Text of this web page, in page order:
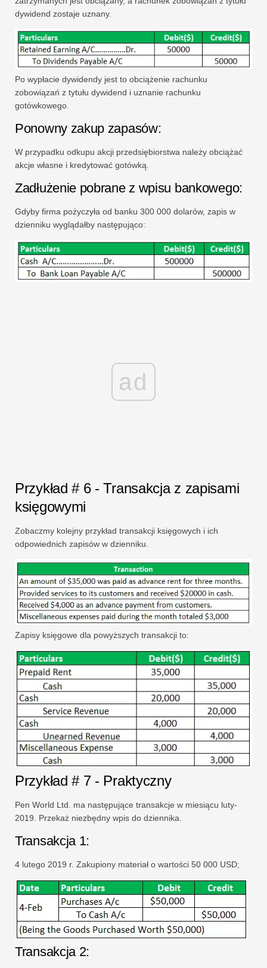
dywidend zostaje uznany.
Po wypłacie dywidendy jest to obciążenie rachunku
zobowiązań z tytułu dywidend i uznanie rachunku
gotówkowego.
Ponowny zakup zapasów:
W przypadku odkupu akcji przedsiębiorstwa należy obciążać
akcje własne i kredytować gotówką.
Zadłużenie pobrane z wpisu bankowego:
Gdyby firma pożyczyła od banku 300 000 dolarów, zapis w
dzienniku wyglądałby następująco:
ad
Przykład # 6 - Transakcja z zapisami
księgowymi
Zobaczmy kolejny przykład transakcji księgowych i ich
odpowiednich zapisów w dzienniku.
Zapisy księgowe dla powyższych transakcji to:
Przykład # 7 - Praktyczny
Pen World Ltd. ma następujące transakcje w miesiącu luty-
2019. Przekaż niezbędny wpis do dziennika.
Transakcja 1:
4 lutego 2019 r. Zakupiony materiał o wartości 50 000 USD;
Transakcja 2: